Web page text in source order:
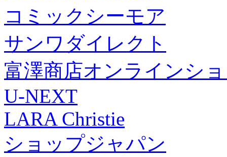
コミックシーモア
サンワダイレクト
富澤商店オンラインシ
U-NEXT
LARA Christie
ショップジャパン